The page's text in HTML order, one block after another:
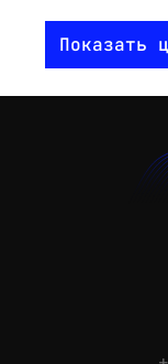
Показать